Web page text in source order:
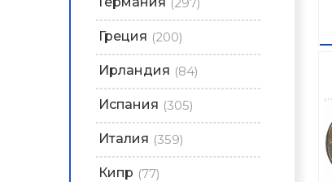
Греция (200)
Ирландия (84)
Испания (305)
Италия (359)
Кипр (77)